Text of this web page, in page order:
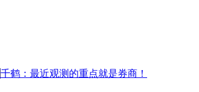
千鹤：最近观测的重点就是券商！